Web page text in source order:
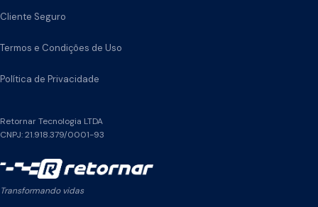
Cliente Seguro
Termos e Condições de Uso
Política de Privacidade
Retornar Tecnologia LTDA
CNPJ: 21.918.379/0001-93
Transformando vidas